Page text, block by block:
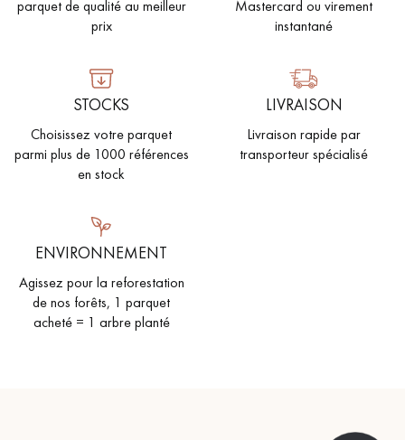
parquet de qualité au meilleur
prix
Mastercard ou virement
instantané
STOCKS
Choisissez votre parquet
parmi plus de 1000 références
en stock
LIVRAISON
Livraison rapide par
transporteur spécialisé
ENVIRONNEMENT
Agissez pour la reforestation
de nos forêts, 1 parquet
acheté = 1 arbre planté